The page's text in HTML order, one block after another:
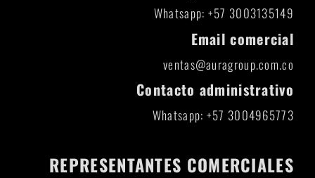
Whatsapp: +57 3003135149
Email comercial
ventas@auragroup.com.co
Contacto administrativo
Whatsapp: +57 3004965773
REPRESENTANTES COMERCIALES